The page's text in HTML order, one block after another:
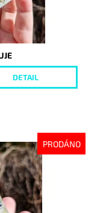
DETAIL
PRODÁNO